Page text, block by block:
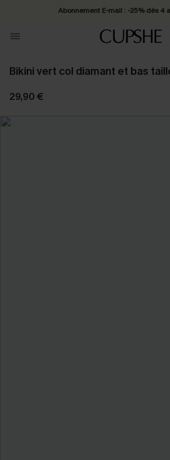
Abonnement E-mail : -25% dès 4
Bikini vert col diamant et bas
29,90 €